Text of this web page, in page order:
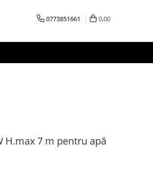
0773851661 0,00
H.max 7 m pentru apă